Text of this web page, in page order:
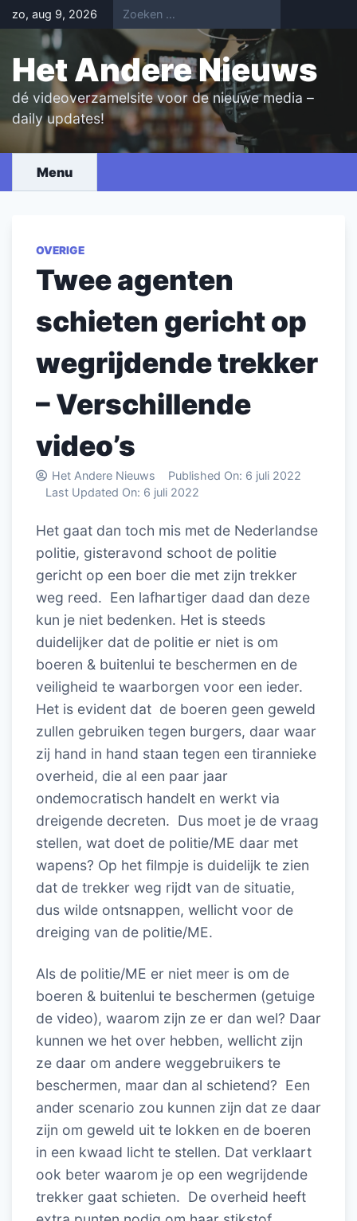
Skip
to
content
zo, aug 9, 2026
Het Andere Nieuws
dé videoverzamelsite voor de nieuwe media –
daily updates!
Menu
OVERIGE
Twee agenten
schieten gericht op
wegrijdende trekker
– Verschillende
video’s
Het Andere Nieuws Published On: 6 juli 2022
Last Updated On: 6 juli 2022
Het gaat dan toch mis met de Nederlandse
politie, gisteravond schoot de politie
gericht op een boer die met zijn trekker
weg reed. Een lafhartiger daad dan deze
kun je niet bedenken. Het is steeds
duidelijker dat de politie er niet is om
boeren & buitenlui te beschermen en de
veiligheid te waarborgen voor een ieder.
Het is evident dat de boeren geen geweld
zullen gebruiken tegen burgers, daar waar
zij hand in hand staan tegen een tirannieke
overheid, die al een paar jaar
ondemocratisch handelt en werkt via
dreigende decreten. Dus moet je de vraag
stellen, wat doet de politie/ME daar met
wapens? Op het filmpje is duidelijk te zien
dat de trekker weg rijdt van de situatie,
dus wilde ontsnappen, wellicht voor de
dreiging van de politie/ME.
Als de politie/ME er niet meer is om de
boeren & buitenlui te beschermen (getuige
de video), waarom zijn ze er dan wel? Daar
kunnen we het over hebben, wellicht zijn
ze daar om andere weggebruikers te
beschermen, maar dan al schietend? Een
ander scenario zou kunnen zijn dat ze daar
zijn om geweld uit te lokken en de boeren
in een kwaad licht te stellen. Dat verklaart
ook beter waarom je op een wegrijdende
trekker gaat schieten. De overheid heeft